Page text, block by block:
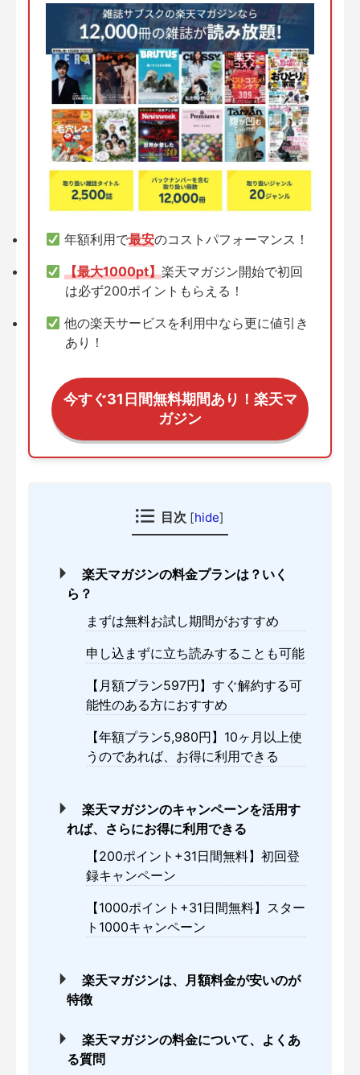
年額利用で最安のコストパフォーマンス！
【最大1000pt】楽天マガジン開始で初回
は必ず200ポイントもらえる！
他の楽天サービスを利用中なら更に値引き
あり！
今すぐ31日間無料期間あり！楽天マ
ガジン
目次 [hide]
楽天マガジンの料金プランは？いく
ら？
まずは無料お試し期間がおすすめ
申し込まずに立ち読みすることも可能
【月額プラン597円】すぐ解約する可
能性のある方におすすめ
【年額プラン5,980円】10ヶ月以上使
うのであれば、お得に利用できる
楽天マガジンのキャンペーンを活用す
れば、さらにお得に利用できる
【200ポイント+31日間無料】初回登
録キャンペーン
【1000ポイント+31日間無料】スター
ト1000キャンペーン
楽天マガジンは、月額料金が安いのが
特徴
楽天マガジンの料金について、よくあ
る質問